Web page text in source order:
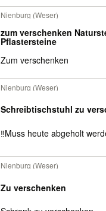
Nienburg (Weser)
zum verschenken
Pflastersteine
Zum verschenken
Nienburg (Weser)
Schreibtischstuhl zu
‼️Muss heute abgeholt
Nienburg (Weser)
Zu verschenken